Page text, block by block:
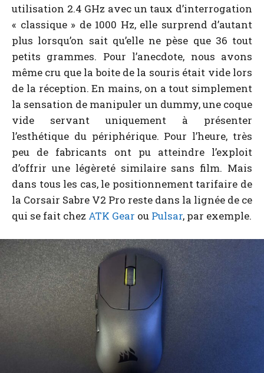
utilisation 2.4 GHz avec un taux d’interrogation
« classique » de 1000 Hz, elle surprend d’autant
plus lorsqu’on sait qu’elle ne pèse que 36 tout
petits grammes. Pour l’anecdote, nous avons
même cru que la boite de la souris était vide lors
de la réception. En mains, on a tout simplement
la sensation de manipuler un dummy, une coque
vide servant uniquement à présenter
l’esthétique du périphérique. Pour l’heure, très
peu de fabricants ont pu atteindre l’exploit
d’offrir une légèreté similaire sans film. Mais
dans tous les cas, le positionnement tarifaire de
la Corsair Sabre V2 Pro reste dans la lignée de ce
qui se fait chez ATK Gear ou Pulsar, par exemple.